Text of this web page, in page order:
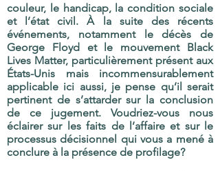
couleur, le handicap, la condition sociale
et l’état civil. À la suite des récents
événements, notamment le décès de
George Floyd et le mouvement Black
Lives Matter, particulièrement présent aux
États-Unis mais incommensurablement
applicable ici aussi, je pense qu’il serait
pertinent de s’attarder sur la conclusion
de ce jugement. Voudriez-vous nous
éclairer sur les faits de l’affaire et sur le
processus décisionnel qui vous a mené à
conclure à la présence de profilage?